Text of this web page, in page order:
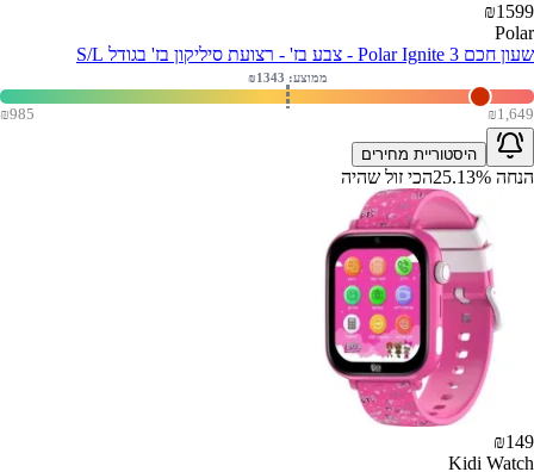
₪1599
Polar
שעון חכם Polar Ignite 3 - צבע בז' - רצועת סיליקון בז' בגודל S/L
₪985 ₪1,649
ממוצע: ₪ 1343
היסטוריית מחירים
הנחה 25.13% הכי זול שהיה
₪149
Kidi Watch